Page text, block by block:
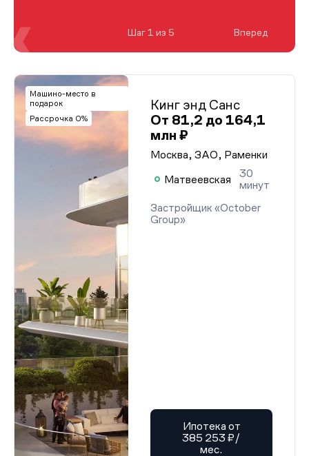
Машино-место в
подарок
Рассрочка 0%
Кинг энд Санс
От 81,2 до 164,1
млн ₽
Москва, ЗАО, Раменки
Матвеевская
30
минут
Застройщик «October
Group»
Ипотека от
385 253 ₽/
мес.
Шаг 1 из 5 Вперед